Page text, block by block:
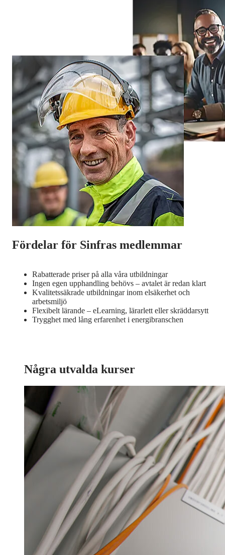
Fördelar för Sinfras medlemmar
Rabatterade priser på alla våra utbildningar
Ingen egen upphandling behövs – avtalet är redan klart
Kvalitetssäkrade utbildningar inom elsäkerhet och
arbetsmiljö
Flexibelt lärande – eLearning, lärarlett eller skräddarsytt
Trygghet med lång erfarenhet i energibranschen
Några utvalda kurser